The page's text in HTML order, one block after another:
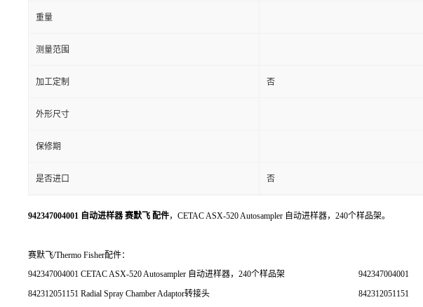
重量
测量范围
加工定制 否
外形尺寸
保修期
是否进口 否
942347004001 自动进样器 赛默飞 配件，CETAC ASX-520 Autosampler 自动进样器，240个样品架。
赛默飞/Thermo Fisher配件：
942347004001 CETAC ASX-520 Autosampler 自动进样器，240个样品架
942347004001
842312051151 Radial Spray Chamber Adaptor转接头
842312051151